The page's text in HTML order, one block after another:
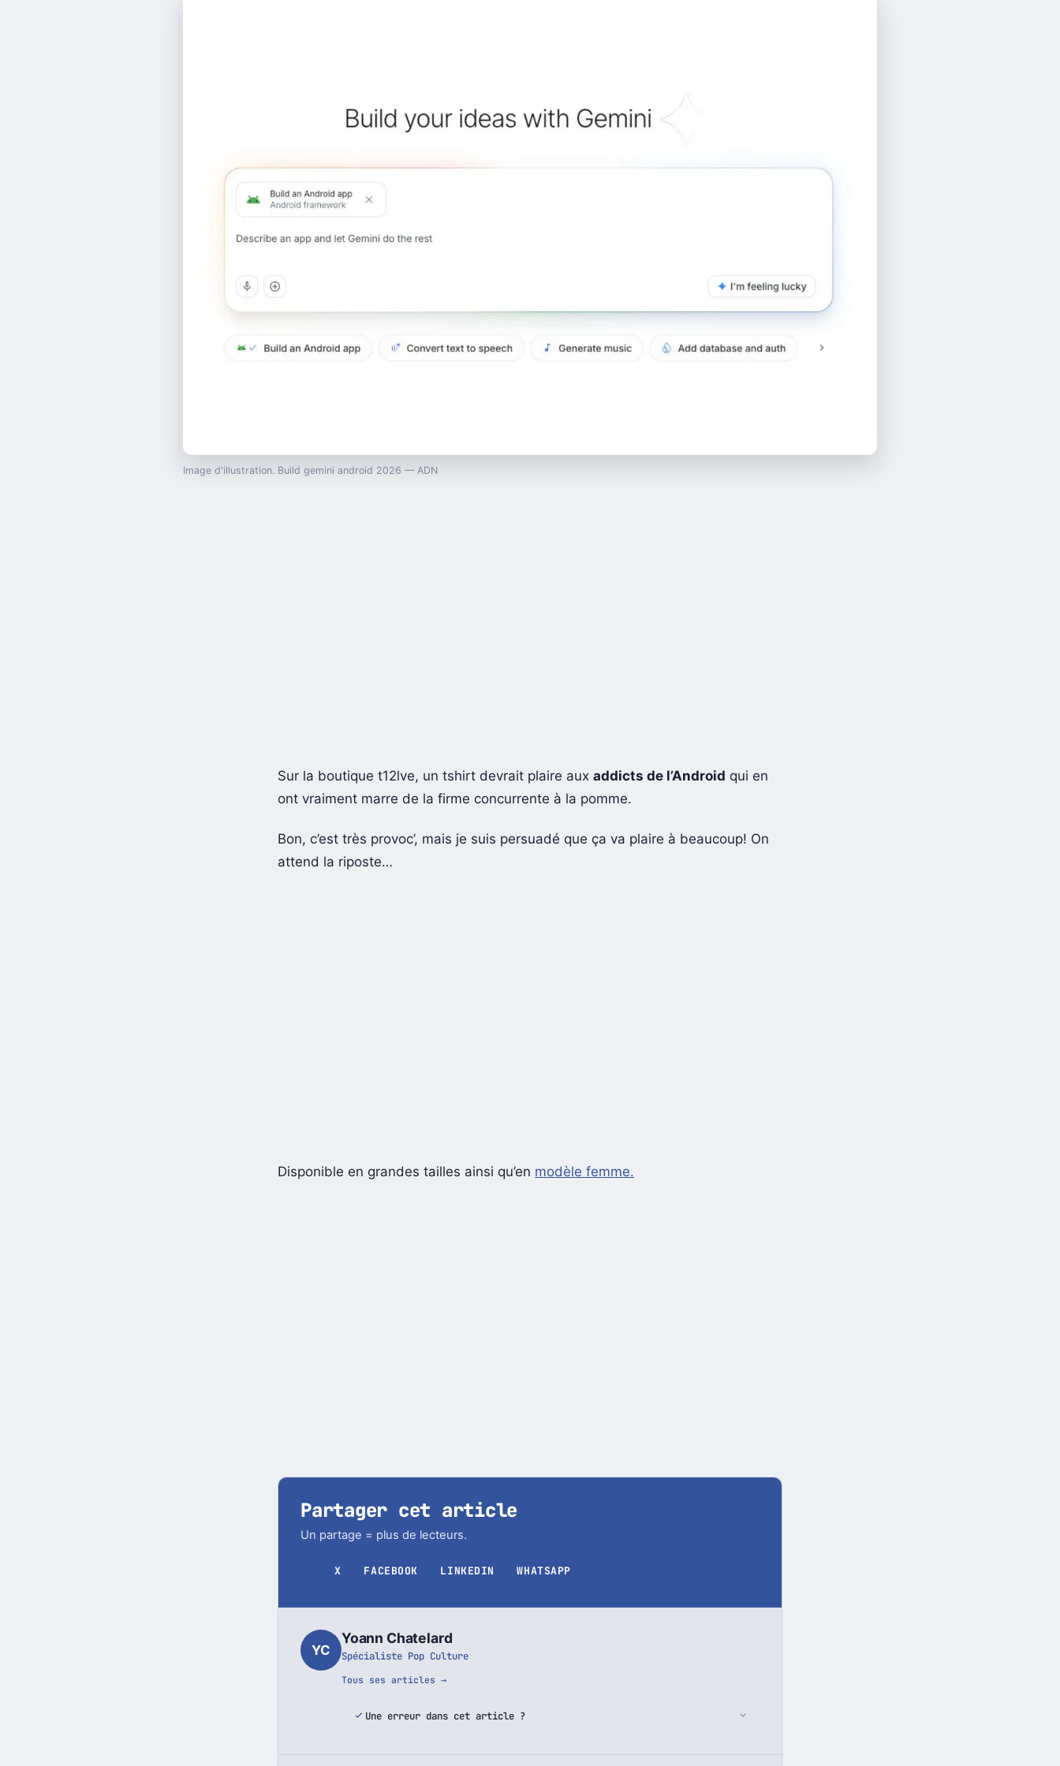
Image d'illustration. Build gemini android 2026 — ADN
Sur la boutique t12lve, un tshirt devrait plaire aux addicts de l’Android qui en
ont vraiment marre de la firme concurrente à la pomme.
Bon, c’est très provoc’, mais je suis persuadé que ça va plaire à beaucoup! On
attend la riposte…
Disponible en grandes tailles ainsi qu’en modèle femme.
Partager cet article
Un partage = plus de lecteurs.
X FACEBOOK LINKEDIN WHATSAPP
YC
Yoann Chatelard
Spécialiste Pop Culture
Tous ses articles →
Une erreur dans cet article ?